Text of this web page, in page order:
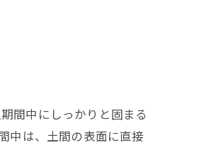
間中にしっかりと固まる
中は、土間の表面に直接